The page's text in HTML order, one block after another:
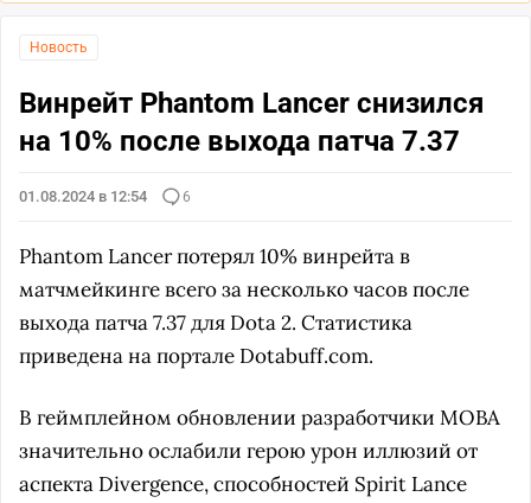
Новость
Винрейт Phantom Lancer снизился
на 10% после выхода патча 7.37
01.08.2024 в 12:54 6
Phantom Lancer потерял 10% винрейта в
матчмейкинге всего за несколько часов после
выхода патча 7.37 для Dota 2. Статистика
приведена на портале Dotabuff.com.
В геймплейном обновлении разработчики MOBA
значительно ослабили герою урон иллюзий от
аспекта Divergence, способностей Spirit Lance